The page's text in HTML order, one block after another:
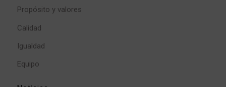
Propósito y valores
Calidad
Igualdad
Equipo